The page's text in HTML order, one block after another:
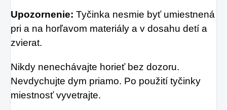
Upozornenie: Tyčinka nesmie byť umiestnená
pri a na horľavom materiály a v dosahu detí a
zvierat.
Nikdy nenechávajte horieť bez dozoru.
Nevdychujte dym priamo. Po použití tyčinky
miestnosť vyvetrajte.